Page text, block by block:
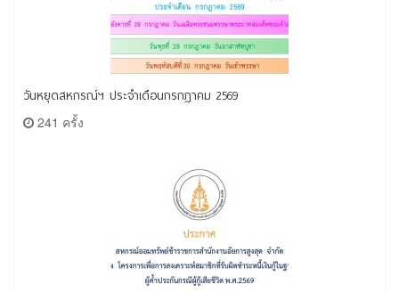
วันหยุดสหกรณ์ฯ ประจำเดือนกรกฎาคม 2569
241 ครั้ง